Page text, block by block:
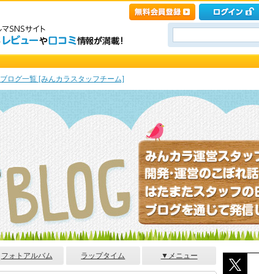
ブログ一覧 [みんカラスタッフチーム]
フォトアルバム ラップタイム ▼メニュー